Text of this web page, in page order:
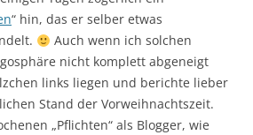
“ hin, das er selber etwas
Auch wenn ich solchen
nicht komplett abgeneigt
links liegen und berichte lieber
Stand der Vorweihnachtszeit.
„Pflichten“ als Blogger, wie